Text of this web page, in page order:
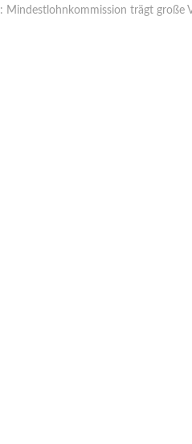
Mindestlohnkommission trägt große